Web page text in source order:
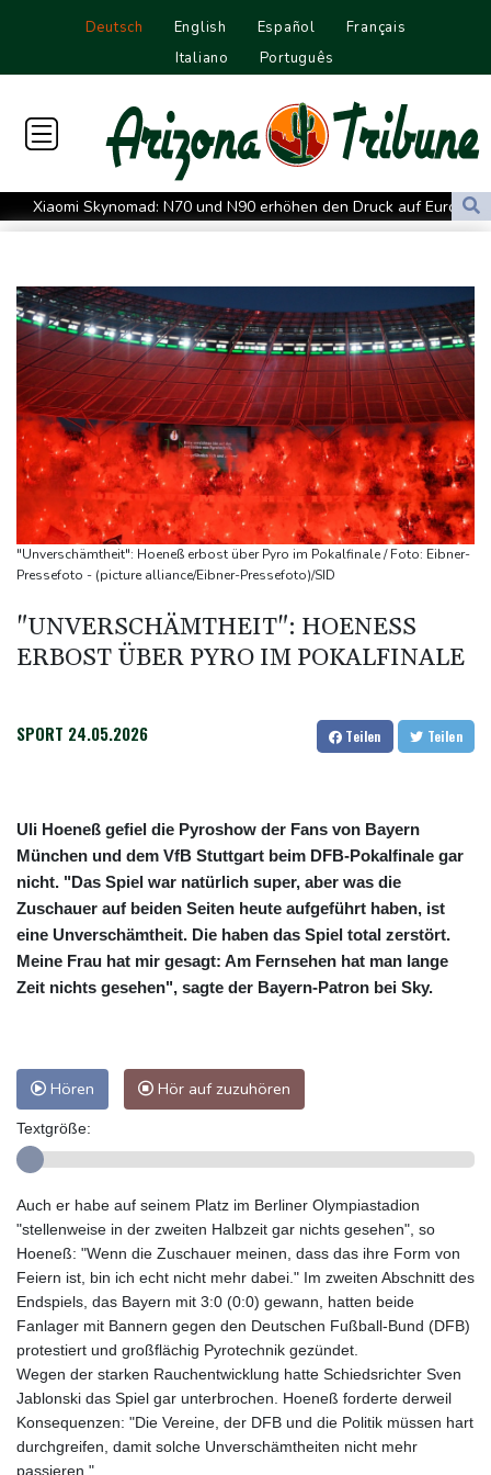
Deutsch English Español
Français
Italiano
Português
Xiaomi Skynomad: N70 und N90 erhöhen den Druck auf Europas
SUV-Markt
Falschvideo zu Merz-Rücktritt
Papst Leo XIV. will bei Frankreich-Besuch Missbrauchsopfer
treffen
Nationaler Sicherheitsrat mit Merz tagt zu Drohnenvorfall in
Leipzig
Kabel der Deutschen Bahn beschädigt: Kölner Staatsschutz
ermittelt wegen Sabotage
Frankreichs Außenminister Barrot kündigt Reaktion auf russische
Wahlkampf-Einmischung an
Ein Viertel der Reisenden in Deutschland lässt sich Ziele von der
Norwegens Fußball-Verband fordert Infantinos Rücktritt
Verurteilte Linksextremistin: Bundesgerichtshof bestätigt
Verweigerter Dopingtest: NADA will Vierjahressperre für Ansah
"Unverschämtheit": Hoeneß erbost über Pyro im Pokalfinale / Foto: Eibner-
Pressefoto - (picture alliance/Eibner-Pressefoto)/SID
"UNVERSCHÄMTHEIT": HOENESS E
RBOST ÜBER PYRO IM POKALFINALE
SPORT 24.05.2026 Teilen Teilen
Uli Hoeneß gefiel die Pyroshow der Fans von Bayern
München und dem VfB Stuttgart beim DFB-Pokalfinale gar
nicht. "Das Spiel war natürlich super, aber was die
Zuschauer auf beiden Seiten heute aufgeführt haben, ist
eine Unverschämtheit. Die haben das Spiel total zerstört.
Meine Frau hat mir gesagt: Am Fernsehen hat man lange
Zeit nichts gesehen", sagte der Bayern-Patron bei Sky.
Hören Hör auf zuzuhören
Textgröße:
Auch er habe auf seinem Platz im Berliner Olympiastadion
"stellenweise in der zweiten Halbzeit gar nichts gesehen", so
Hoeneß: "Wenn die Zuschauer meinen, dass das ihre Form von
Feiern ist, bin ich echt nicht mehr dabei." Im zweiten Abschnitt des
Endspiels, das Bayern mit 3:0 (0:0) gewann, hatten beide
Fanlager mit Bannern gegen den Deutschen Fußball-Bund (DFB)
protestiert und großflächig Pyrotechnik gezündet.
Wegen der starken Rauchentwicklung hatte Schiedsrichter Sven
Jablonski das Spiel gar unterbrochen. Hoeneß forderte derweil
Konsequenzen: "Die Vereine, der DFB und die Politik müssen hart
durchgreifen, damit solche Unverschämtheiten nicht mehr
passieren."